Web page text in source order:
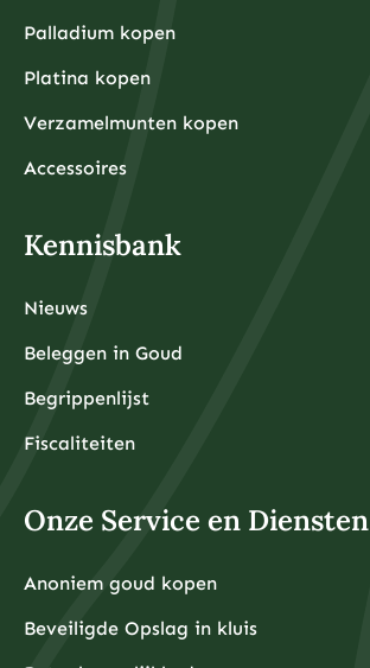
Palladium kopen
Platina kopen
Verzamelmunten kopen
Accessoires
Kennisbank
Nieuws
Beleggen in Goud
Begrippenlijst
Fiscaliteiten
Onze Service en Diensten
Anoniem goud kopen
Beveiligde Opslag in kluis